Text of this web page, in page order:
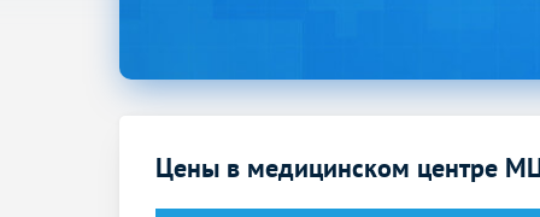
Цены в медицинском центре